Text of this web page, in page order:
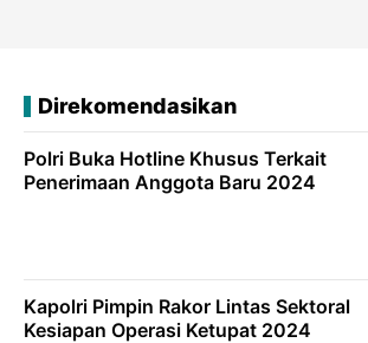
Direkomendasikan
Polri Buka Hotline Khusus Terkait
Penerimaan Anggota Baru 2024
Kapolri Pimpin Rakor Lintas Sektoral
Kesiapan Operasi Ketupat 2024